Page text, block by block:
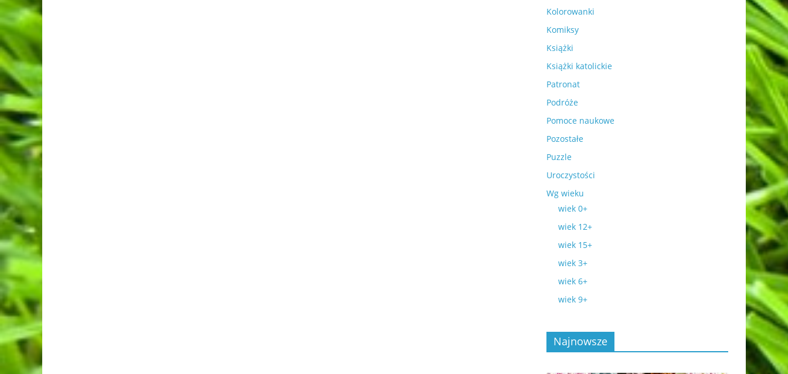
Kolorowanki
Komiksy
Książki
Książki katolickie
Patronat
Podróże
Pomoce naukowe
Pozostałe
Puzzle
Uroczystości
Wg wieku
wiek 0+
wiek 12+
wiek 15+
wiek 3+
wiek 6+
wiek 9+
Najnowsze